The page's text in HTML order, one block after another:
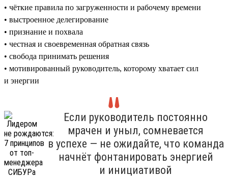
• чёткие правила по загруженности и рабочему времени
• выстроенное делегирование
• признание и похвала
• честная и своевременная обратная связь
• свобода принимать решения
• мотивированный руководитель, которому хватает сил
и энергии
Если руководитель постоянно
мрачен и уныл, сомневается
в успехе — не ожидайте, что команда
начнёт фонтанировать энергией
и инициативой